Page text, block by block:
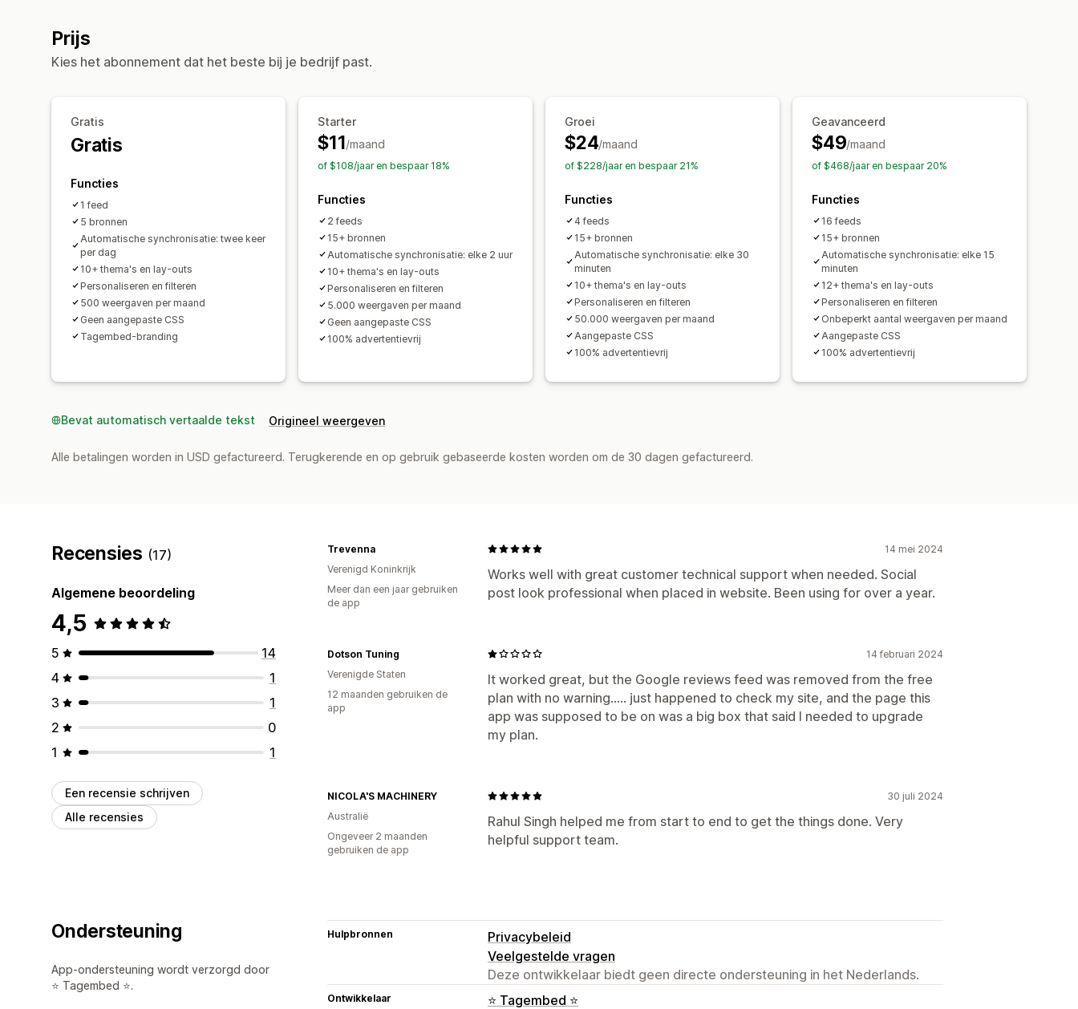
Prijs
Kies het abonnement dat het beste bij je bedrijf past.
Gratis
Gratis
Functies
1 feed
5 bronnen
Automatische synchronisatie: twee keer
per dag
10+ thema's en lay-outs
Personaliseren en filteren
500 weergaven per maand
Geen aangepaste CSS
Tagembed-branding
Starter
$11/maand
of $108/jaar en bespaar 18%
Functies
2 feeds
15+ bronnen
Automatische synchronisatie: elke 2 uur
10+ thema's en lay-outs
Personaliseren en filteren
5.000 weergaven per maand
Geen aangepaste CSS
100% advertentievrij
Groei
$24/maand
of $228/jaar en bespaar 21%
Functies
4 feeds
15+ bronnen
Automatische synchronisatie: elke 30
minuten
10+ thema's en lay-outs
Personaliseren en filteren
50.000 weergaven per maand
Aangepaste CSS
100% advertentievrij
Geavanceerd
$49/maand
of $468/jaar en bespaar 20%
Functies
16 feeds
15+ bronnen
Automatische synchronisatie: elke 15
minuten
12+ thema's en lay-outs
Personaliseren en filteren
Onbeperkt aantal weergaven per maand
Aangepaste CSS
100% advertentievrij
Bevat automatisch vertaalde tekst Origineel weergeven
Alle betalingen worden in USD gefactureerd. Terugkerende en op gebruik gebaseerde kosten worden om de 30 dagen gefactureerd.
Recensies (17)
Algemene beoordeling
4,5
5
14
4
1
3
1
2
0
1
1
Een recensie schrijven
Alle recensies
14 mei 2024
Works well with great customer technical support when needed. Social
post look professional when placed in website. Been using for over a year.
Trevenna
Verenigd Koninkrijk
Meer dan een jaar gebruiken
de app
14 februari 2024
It worked great, but the Google reviews feed was removed from the free
plan with no warning..... just happened to check my site, and the page this
app was supposed to be on was a big box that said I needed to upgrade
my plan.
Dotson Tuning
Verenigde Staten
12 maanden gebruiken de
app
30 juli 2024
Rahul Singh helped me from start to end to get the things done. Very
helpful support team.
NICOLA'S MACHINERY
Australië
Ongeveer 2 maanden
gebruiken de app
Ondersteuning
App-ondersteuning wordt verzorgd door
⭐ Tagembed ⭐.
Hulpbronnen
Privacybeleid
Veelgestelde vragen
Deze ontwikkelaar biedt geen directe ondersteuning in het Nederlands.
Ontwikkelaar
⭐ Tagembed ⭐